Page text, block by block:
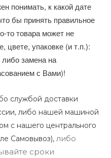
понимать, к какой дате
бы принять правильное
то товара может не
цвете, упаковке (и т.п.):
замена на
с Вами)!
службой доставки
либо нашей машиной
с нашего центрального
Самовывоз), либо
сроки